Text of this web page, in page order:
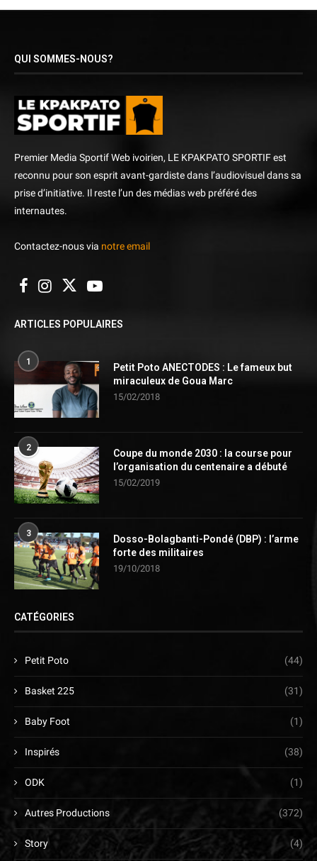
QUI SOMMES-NOUS?
Premier Media Sportif Web ivoirien, LE KPAKPATO SPORTIF est
reconnu pour son esprit avant-gardiste dans l’audiovisuel dans sa
prise d’initiative. Il reste l’un des médias web préféré des
internautes.
Contactez-nous via notre email
ARTICLES POPULAIRES
1
Petit Poto ANECTODES : Le fameux but
miraculeux de Goua Marc
15/02/2018
2
Coupe du monde 2030 : la course pour
l’organisation du centenaire a débuté
15/02/2019
3
Dosso-Bolagbanti-Pondé (DBP) : l’arme
forte des militaires
19/10/2018
CATÉGORIES
Petit Poto (44)
Basket 225 (31)
Baby Foot (1)
Inspirés (38)
ODK (1)
Autres Productions (372)
Story (4)